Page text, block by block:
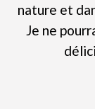
nature et
Je ne